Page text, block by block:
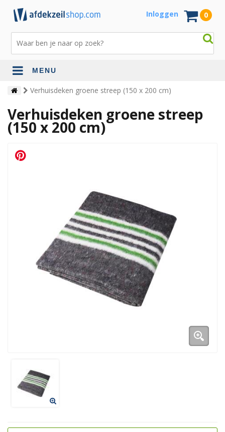
Inloggen 0
MENU
Verhuisdeken groene streep (150 x 200 cm)
Verhuisdeken groene streep
(150 x 200 cm)